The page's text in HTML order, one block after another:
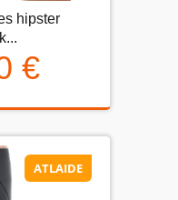
hipster
€
Brubeck...
€
ATLAIDE